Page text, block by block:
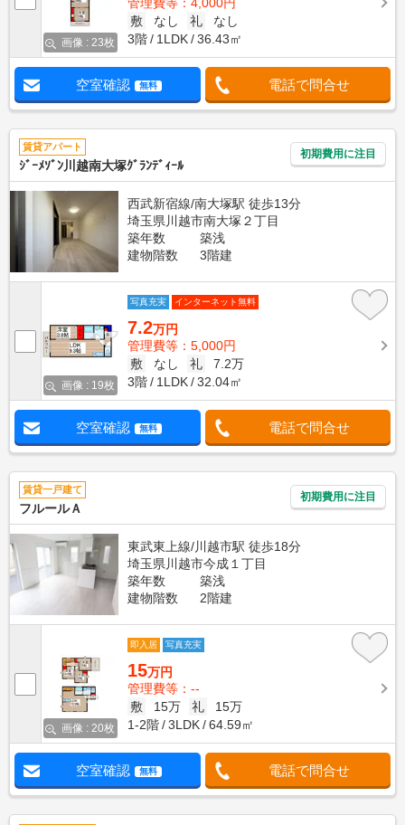
画像 : 23枚
敷
なし 礼
なし
3階
1LDK 36.43㎡
空室確認 無料 電話で問合せ
賃貸アパート
ｼﾞｰﾒｿﾞﾝ川越南大塚ｸﾞﾗﾝﾃﾞｨｰﾙ
初期費用に注目
西武新宿線/南大塚駅 徒歩13分
埼玉県川越市南大塚２丁目
築年数
築浅
建物階数
3階建
画像 : 19枚
写真充実 インターネット無料
7.2万円
管理費等：5,000円
敷
なし 礼
7.2万
3階
1LDK 32.04㎡
空室確認 無料 電話で問合せ
賃貸一戸建て
フルールＡ
初期費用に注目
東武東上線/川越市駅 徒歩18分
埼玉県川越市今成１丁目
築年数
築浅
建物階数
2階建
画像 : 20枚
即入居 写真充実
15万円
管理費等：--
敷
15万 礼
15万
1-2階
3LDK 64.59㎡
空室確認 無料 電話で問合せ